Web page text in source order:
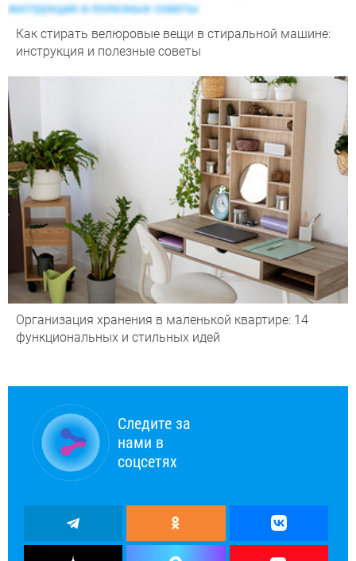
Как стирать велюровые вещи в стиральной машине:
инструкция и полезные советы
Организация хранения в маленькой квартире: 14
функциональных и стильных идей
Следите за
нами в
соцсетях